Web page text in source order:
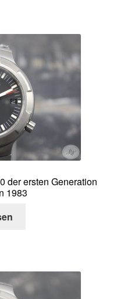
der ersten Generation
1983